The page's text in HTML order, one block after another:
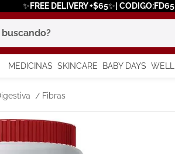
✨FREE DELIVERY +$65✨| CODIGO:FD65
MEDICINAS SKINCARE BABY DAYS
Fibras
más buscados
solar